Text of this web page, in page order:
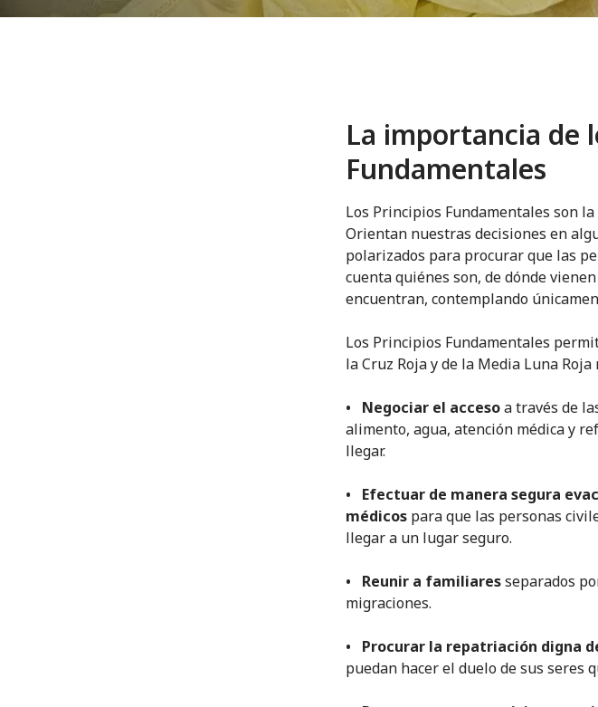
La importancia de
Fundamentales
Los Principios Fundamentales son
Orientan nuestras decisiones en
polarizados para procurar que las
cuenta quiénes son, de dónde
encuentran, contemplando
Los Principios Fundamentales
la Cruz Roja y de la Media Luna
• Negociar el accesoa través de
alimento, agua, atención médica y
llegar.
• Efectuar de manera segura
médicos para que las personas
llegar a un lugar seguro.
• Reunir a familiaresseparados
migraciones.
• Procurar la repatriación digna
puedan hacer el duelo de sus seres